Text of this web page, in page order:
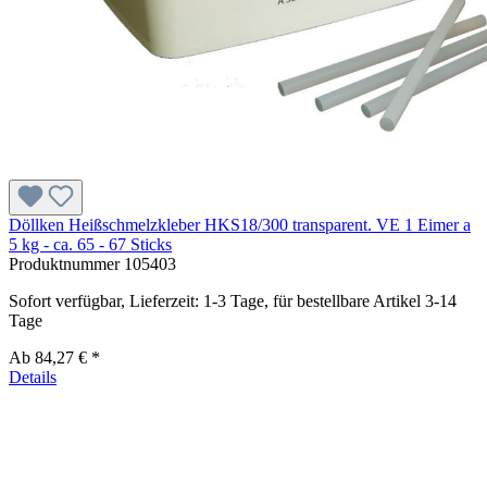
Döllken Heißschmelzkleber HKS18/300 transparent. VE 1 Eimer a
5 kg - ca. 65 - 67 Sticks
Produktnummer 105403
Sofort verfügbar, Lieferzeit: 1-3 Tage, für bestellbare Artikel 3-14
Tage
Ab 84,27 € *
Details